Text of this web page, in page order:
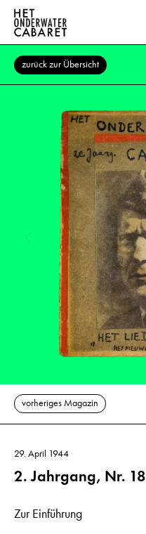
zurück zur Übersicht
vorheriges Magazin
29. April 1944
2. Jahrgang, Nr. 18
Zur Einführung